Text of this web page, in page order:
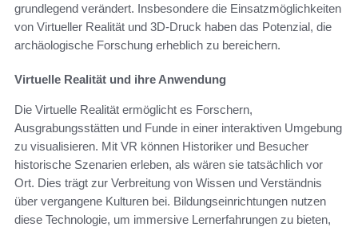
grundlegend verändert. Insbesondere die Einsatzmöglichkeiten
von Virtueller Realität und 3D-Druck haben das Potenzial, die
archäologische Forschung erheblich zu bereichern.
Virtuelle Realität und ihre Anwendung
Die Virtuelle Realität ermöglicht es Forschern,
Ausgrabungsstätten und Funde in einer interaktiven Umgebung
zu visualisieren. Mit VR können Historiker und Besucher
historische Szenarien erleben, als wären sie tatsächlich vor
Ort. Dies trägt zur Verbreitung von Wissen und Verständnis
über vergangene Kulturen bei. Bildungseinrichtungen nutzen
diese Technologie, um immersive Lernerfahrungen zu bieten,